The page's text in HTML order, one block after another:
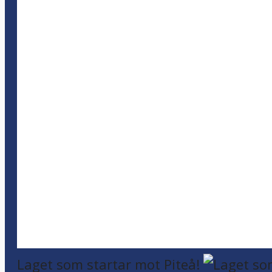
Laget som startar mot Piteå!